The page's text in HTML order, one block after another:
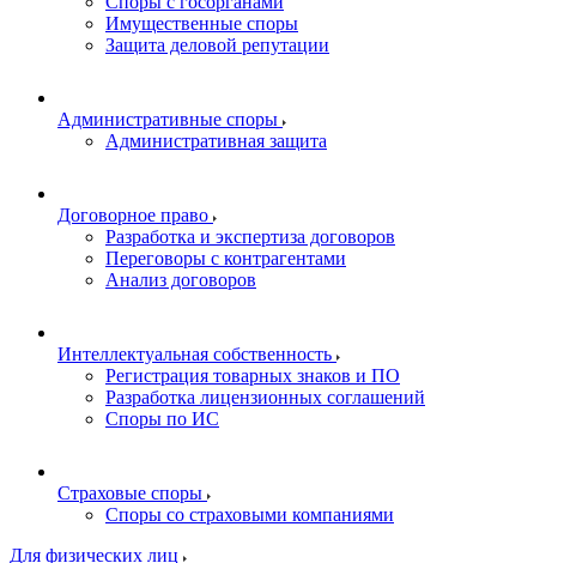
Имущественные споры
Защита деловой репутации
Административные споры
Административная защита
Договорное право
Разработка и экспертиза договоров
Переговоры с контрагентами
Анализ договоров
Интеллектуальная собственность
Регистрация товарных знаков и ПО
Разработка лицензионных соглашений
Споры по ИС
Страховые споры
Споры со страховыми компаниями
Для физических лиц